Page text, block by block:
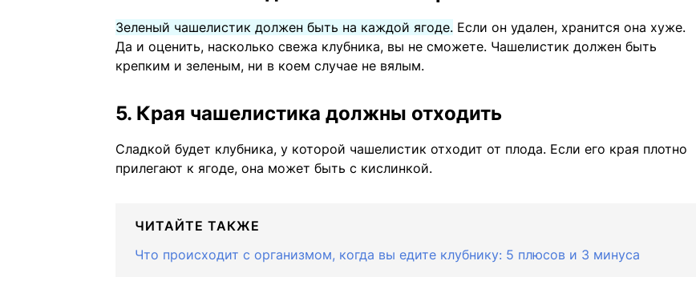
Зеленый чашелистик должен быть на каждой ягоде. Если он удален, хранится она хуже.
Да и оценить, насколько свежа клубника, вы не сможете. Чашелистик должен быть
крепким и зеленым, ни в коем случае не вялым.
5. Края чашелистика должны отходить
Сладкой будет клубника, у которой чашелистик отходит от плода. Если его края плотно
прилегают к ягоде, она может быть с кислинкой.
ЧИТАЙТЕ ТАКЖЕ
Что происходит с организмом, когда вы едите клубнику: 5 плюсов и 3 минуса